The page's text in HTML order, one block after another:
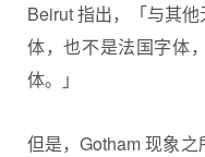
Beirut 指出，「与其
体，也不是法国字体
体。」
但是，Gotham 现象